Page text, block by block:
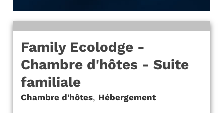
Family Ecolodge -
Chambre d'hôtes - Suite
familiale
Chambre d'hôtes, Hébergement